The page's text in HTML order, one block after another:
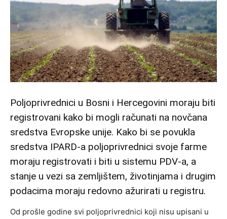
Poljoprivrednici u Bosni i Hercegovini moraju biti
registrovani kako bi mogli računati na novčana
sredstva Evropske unije. Kako bi se povukla
sredstva IPARD-a poljoprivrednici svoje farme
moraju registrovati i biti u sistemu PDV-a, a
stanje u vezi sa zemljištem, životinjama i drugim
podacima moraju redovno ažurirati u registru.
Od prošle godine svi poljoprivrednici koji nisu upisani u